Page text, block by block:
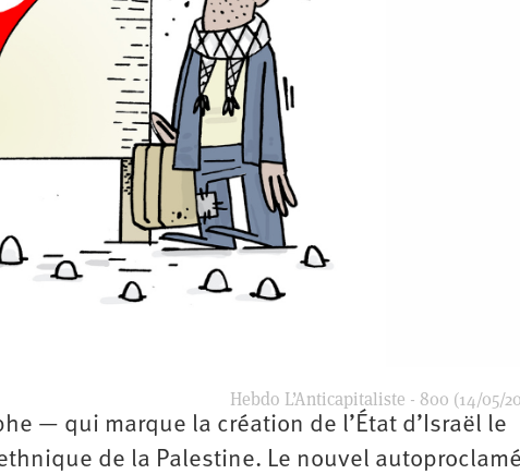
Hebdo L’Anticapitaliste - 800 (14/05/
— qui marque la création de l’État d’Israël le
de la Palestine. Le nouvel autoproclamé